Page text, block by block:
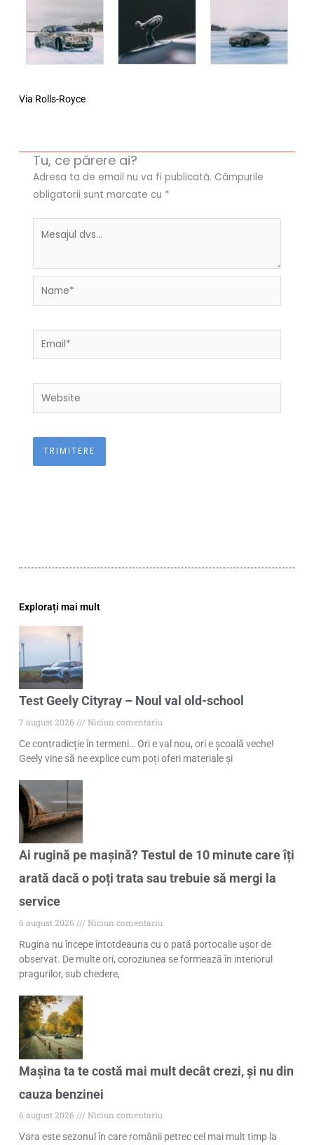
Via Rolls-Royce
Tu, ce părere ai?
Adresa ta de email nu va fi publicată. Câmpurile
obligatorii sunt marcate cu *
Name*
Email*
Website
Explorați mai mult
Test Geely Cityray – Noul val old-school
7 august 2026
Niciun comentariu
Ce contradicție în termeni… Ori e val nou, ori e școală veche!
Geely vine să ne explice cum poți oferi materiale și
Ai rugină pe mașină? Testul de 10 minute care îți
arată dacă o poți trata sau trebuie să mergi la
service
6 august 2026
Niciun comentariu
Rugina nu începe întotdeauna cu o pată portocalie ușor de
observat. De multe ori, coroziunea se formează în interiorul
pragurilor, sub chedere,
Mașina ta te costă mai mult decât crezi, și nu din
cauza benzinei
6 august 2026
Niciun comentariu
Vara este sezonul în care românii petrec cel mai mult timp la